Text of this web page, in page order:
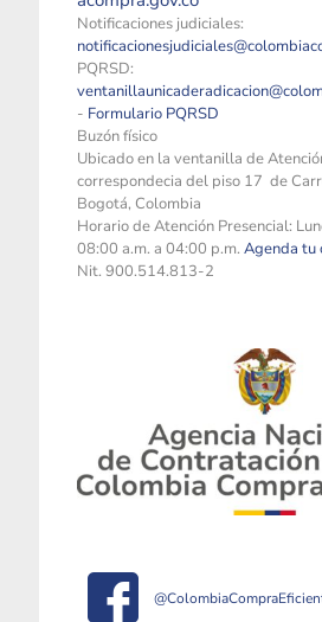
Notificaciones judiciales:
PQRSD:
- Formulario PQRSD
Buzón físico
Ubicado en la ventanilla de
correspondecia del piso 17 de
Bogotá, Colombia
Horario de Atención Presencial:
08:00 a.m. a 04:00 p.m. Agenda tu
Nit. 900.514.813-2